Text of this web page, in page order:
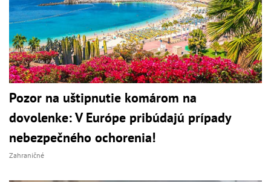
Pozor na uštipnutie komárom na
dovolenke: V Európe pribúdajú prípady
nebezpečného ochorenia!
Zahraničné